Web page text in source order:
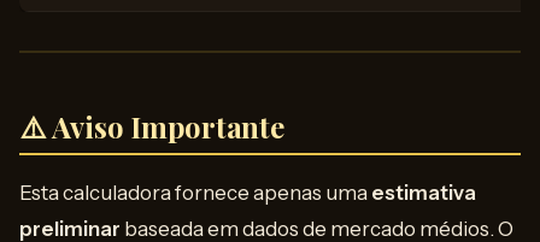
⚠️ Aviso Importante
Esta calculadora fornece apenas uma estimativa
preliminar baseada em dados de mercado médios. O